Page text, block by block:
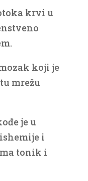
krvi u
koji je
mrežu
je u
i
tonik i